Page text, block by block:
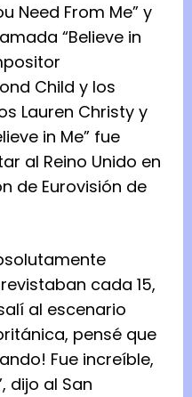
Need From Me” y
“Believe in
Child y los
Lauren Christy y
in Me” fue
al Reino Unido en
de Eurovisión de
cada 15,
al escenario
pensé que
Fue increíble,
dijo al San